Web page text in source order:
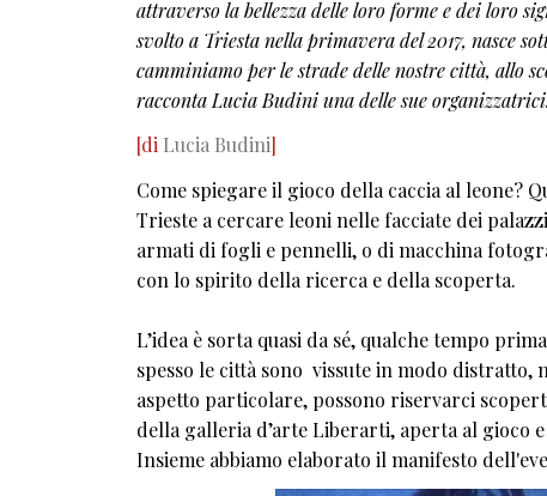
attraverso la bellezza delle loro forme e dei loro
svolto a Triesta nella primavera del 2017, nasce
camminiamo per le strade delle nostre città, allo
racconta Lucia Budini una delle sue organizzatrici.
[di Lucia Budini]
Come spiegare il gioco della caccia al leone?
Trieste a cercare leoni nelle facciate dei
armati di fogli e pennelli, o di macchina
con lo spirito della ricerca e della scoperta.
L’idea è sorta quasi da sé, qualche tempo
spesso le città sono vissute in modo
aspetto particolare, possono riservarci
della galleria d’arte Liberarti, aperta al gioco
Insieme abbiamo elaborato il manifesto